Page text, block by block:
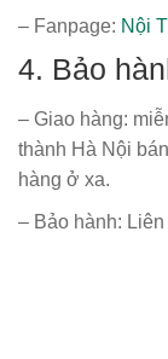
– Fanpage: Nội
4. Bảo
– Giao hàng:
thành Hà Nội
hàng ở xa.
– Bảo hành: